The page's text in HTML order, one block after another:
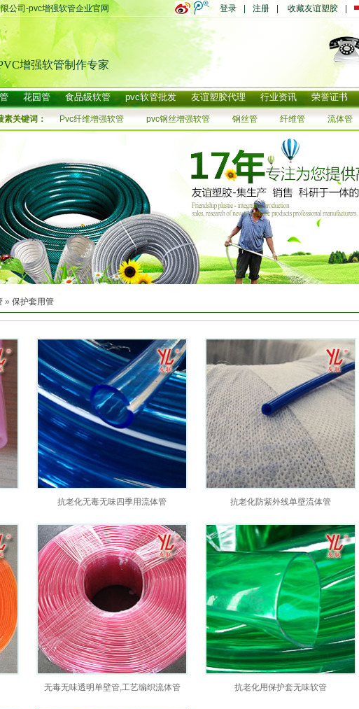
公司-pvc增强软管企业官网 登录 注册 收藏友谊塑胶
增强软管制作专家
花园管 食品级软管 pvc软管批发 友谊塑胶代理 行业资讯 荣誉证书
素关键词： Pvc纤维增强软管 pvc钢丝增强软管 钢丝管 纤维管 流体管
» 保护套用管
抗老化无毒无味四季用流体管 抗老化防紫外线单壁流体管
无毒无味透明单壁管,工艺编织流体管 抗老化用保护套无味软管